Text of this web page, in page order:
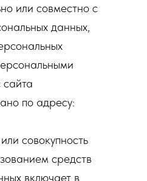
или совместно с
данных,
по адресу:
совокупность
средств
включает в